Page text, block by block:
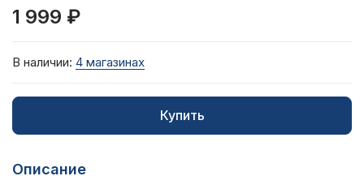
1 999 ₽
В наличии: 4 магазинах
Купить
Описание